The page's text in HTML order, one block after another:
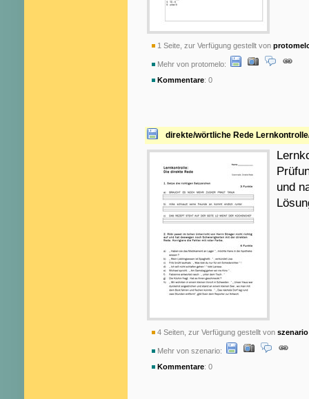
1 Seite, zur Verfügung gestellt von
Mehr von protomelo:
Kommentare: 0
direkte/wörtliche Rede
und
4 Seiten, zur Verfügung gestellt von szenario
Mehr von szenario:
Kommentare: 0